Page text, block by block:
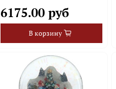
6175.00 руб
В корзину